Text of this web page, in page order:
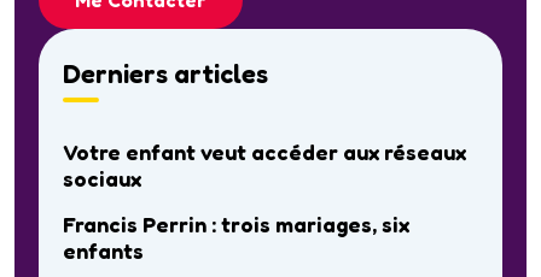
Derniers articles
Votre enfant veut accéder aux réseaux
sociaux
Francis Perrin : trois mariages, six
enfants